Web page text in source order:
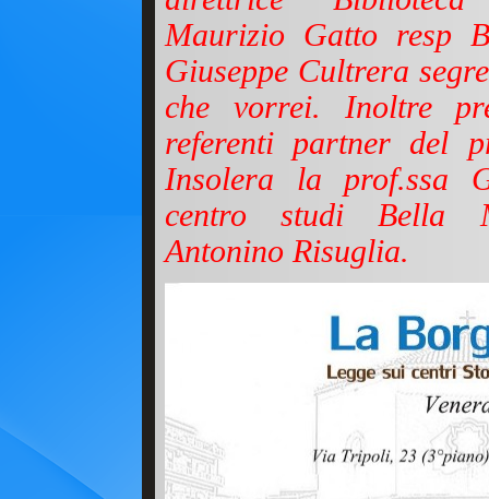
Maurizio Gatto resp
Giuseppe Cultrera
che vorrei. Inoltre
referenti partner del
Insolera la prof.ssa
centro studi Bella
Antonino Risuglia.